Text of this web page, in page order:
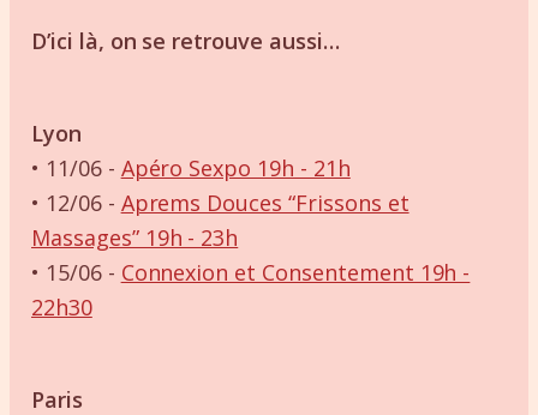
D’ici là, on se retrouve aussi…
Lyon
• 11/06 - Apéro Sexpo 19h - 21h
• 12/06 - Aprems Douces “Frissons et
Massages” 19h - 23h
• 15/06 - Connexion et Consentement 19h -
22h30
Paris